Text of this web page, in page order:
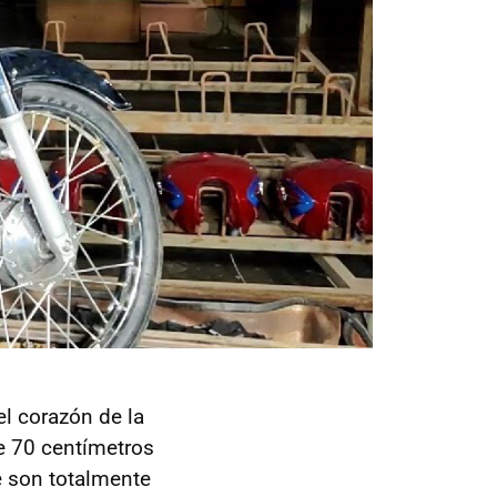
corazón de la
70 centímetros
son totalmente